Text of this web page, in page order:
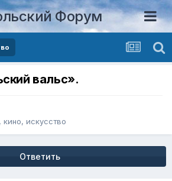
Форум
вальс».
искусство
Ответить